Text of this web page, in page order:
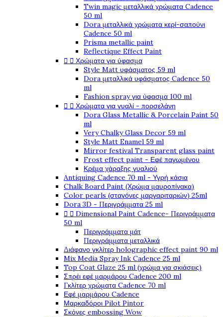
Twin magic μεταλλικά χρώματα Cadence
50 ml
Dora μεταλλικά χρώματα κερί-σαπούνι
Cadence 50 ml
Prisma metallic paint
Reflectique Effect Paint
  Χρώματα για ύφασμα
Style Matt υφάσματος 59 ml
Dora μεταλλικά υφάσματος Cadence 50
ml
Fashion spray για ύφασμα 100 ml
  Χρώματα για γυαλί - πορσελάνη
Dora Glass Metallic & Porcelain Paint 50
ml
Very Chalky Glass Decor 59 ml
Style Matt Enamel 59 ml
Mirror festival Transparent glass paint
Frost effect paint - Εφέ παγωμένου
Κρέμα χάραξης γυαλιού
Antiquing Cadence 70 ml - Υγρή κάσια
Chalk Board Paint (Χρώμα μαυροπίνακα)
Color pearls (σταγόνες μαργαριταριών) 25ml
Dora 3D - Περιγράμματα 25 ml
  Dimensional Paint Cadence- Περιγράμματα
50 ml
Περιγράμματα μάτ
Περιγράμματα μεταλλικά
Διάφανο γκλίτερ holographic effect paint 90 ml
Mix Media Spray Ink Cadence 25 ml
Top Coat Glaze 25 ml (χρώμα για σκιάσεις)
Σπρέι εφέ μαρμάρου Cadence 200 ml
Γκλίτερ χρώματα Cadence 70 ml
Εφέ μαρμάρου Cadence
Μαρκαδόροι Pilot Pintor
Σκόνες embossing Wow